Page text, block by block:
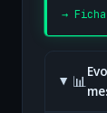
→
📊